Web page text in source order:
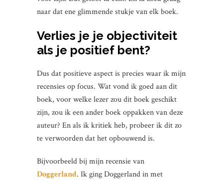
naar dat ene glimmende stukje van elk boek.
Verlies je je objectiviteit
als je positief bent?
Dus dat positieve aspect is precies waar ik mijn
recensies op focus. Wat vond ik goed aan dit
boek, voor welke lezer zou dit boek geschikt
zijn, zou ik een ander boek oppakken van deze
auteur? En als ik kritiek heb, probeer ik dit zo
te verwoorden dat het opbouwend is.
Bijvoorbeeld bij mijn recensie van
Doggerland. Ik ging Doggerland in met